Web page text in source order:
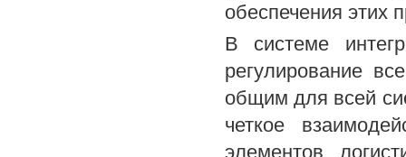
обеспечения этих
В системе
регулирование
общим для всей
четкое
элементов